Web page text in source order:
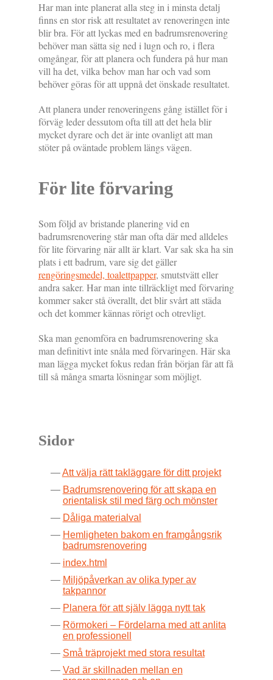
Har man inte planerat alla steg in i minsta detalj
finns en stor risk att resultatet av renoveringen inte
blir bra. För att lyckas med en badrumsrenovering
behöver man sätta sig ned i lugn och ro, i flera
omgångar, för att planera och fundera på hur man
vill ha det, vilka behov man har och vad som
behöver göras för att uppnå det önskade resultatet.
Att planera under renoveringens gång istället för i
förväg leder dessutom ofta till att det hela blir
mycket dyrare och det är inte ovanligt att man
stöter på oväntade problem längs vägen.
För lite förvaring
Som följd av bristande planering vid en
badrumsrenovering står man ofta där med alldeles
för lite förvaring när allt är klart. Var sak ska ha sin
plats i ett badrum, vare sig det gäller
rengöringsmedel, toalettpapper, smutstvätt eller
andra saker. Har man inte tillräckligt med förvaring
kommer saker stå överallt, det blir svårt att städa
och det kommer kännas rörigt och otrevligt.
Ska man genomföra en badrumsrenovering ska
man definitivt inte snåla med förvaringen. Här ska
man lägga mycket fokus redan från början får att få
till så många smarta lösningar som möjligt.
Sidor
Att välja rätt takläggare för ditt projekt
Badrumsrenovering för att skapa en
orientalisk stil med färg och mönster
Dåliga materialval
Hemligheten bakom en framgångsrik
badrumsrenovering
index.html
Miljöpåverkan av olika typer av
takpannor
Planera för att själv lägga nytt tak
Rörmokeri – Fördelarna med att anlita
en professionell
Små träprojekt med stora resultat
Vad är skillnaden mellan en